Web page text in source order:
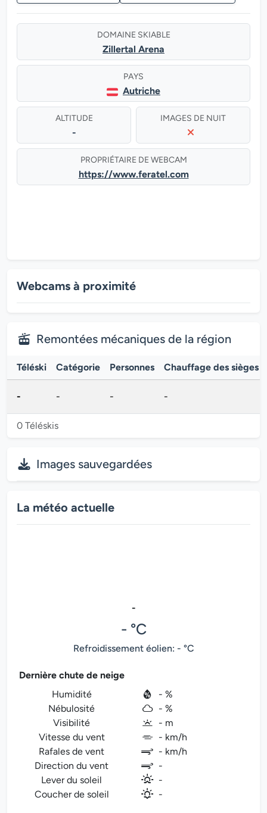
DOMAINE SKIABLE
Zillertal Arena
PAYS
Autriche
ALTITUDE
-
IMAGES DE NUIT
PROPRIÉTAIRE DE WEBCAM
https://www.feratel.com
Webcams à proximité
Remontées mécaniques de la région
0 Téléskis
Téléski Catégorie Personnes Chauffage des sièges
- - - -
Images sauvegardées
La météo actuelle
-
- °C
Refroidissement éolien: - °C
Dernière chute de neige
Humidité
- %
Nébulosité
- %
Visibilité
- m
Vitesse du vent
- km/h
Rafales de vent
- km/h
Direction du vent
-
Lever du soleil
-
Coucher de soleil
-